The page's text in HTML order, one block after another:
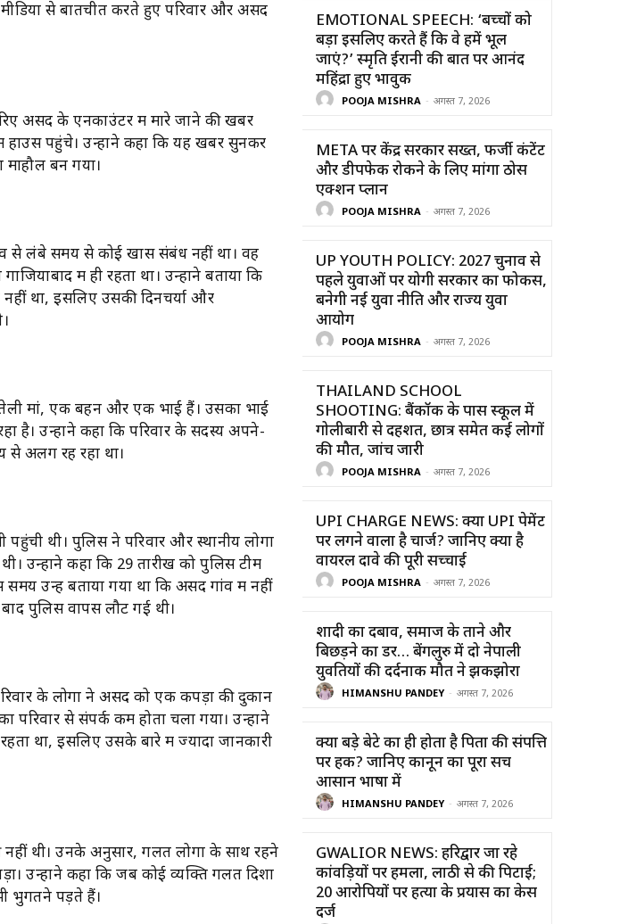
से बातचीत करते हुए परिवार और असद
असद के एनकाउंटर में मारे जाने की खबर
हाउस पहुंचे। उन्होंने कहा कि यह खबर सुनकर
बन गया।
लंबे समय से कोई खास संबंध नहीं था। वह
में ही रहता था। उन्होंने बताया कि
था, इसलिए उसकी दिनचर्या और
मां, एक बहन और एक भाई हैं। उसका भाई
है। उन्होंने कहा कि परिवार के सदस्य अपने-
अलग रह रहा था।
थी। पुलिस ने परिवार और स्थानीय लोगों
उन्होंने कहा कि 29 तारीख को पुलिस टीम
उन्हें बताया गया था कि असद गांव में नहीं
पुलिस वापस लौट गई थी।
के लोगों ने असद को एक कपड़ों की दुकान
परिवार से संपर्क कम होता चला गया। उन्होंने
था, इसलिए उसके बारे में ज्यादा जानकारी
थी। उनके अनुसार, गलत लोगों के साथ रहने
उन्होंने कहा कि जब कोई व्यक्ति गलत दिशा
भुगतने पड़ते हैं।
EMOTIONAL SPEECH: ‘बच्चों को
बड़ा इसलिए करते हैं कि वे हमें भूल
जाएं?’ स्मृति ईरानी की बात पर आनंद
महिंद्रा हुए भावुक
POOJA MISHRA - अगस्त 7, 2026
META पर केंद्र सरकार सख्त, फर्जी कंटेंट
और डीपफेक रोकने के लिए मांगा ठोस
एक्शन प्लान
POOJA MISHRA - अगस्त 7, 2026
UP YOUTH POLICY: 2027 चुनाव से
पहले युवाओं पर योगी सरकार का फोकस,
बनेगी नई युवा नीति और राज्य युवा
आयोग
POOJA MISHRA - अगस्त 7, 2026
THAILAND SCHOOL
SHOOTING: बैंकॉक के पास स्कूल में
गोलीबारी से दहशत, छात्र समेत कई लोगों
की मौत, जांच जारी
POOJA MISHRA - अगस्त 7, 2026
UPI CHARGE NEWS: क्या UPI पेमेंट
पर लगने वाला है चार्ज? जानिए क्या है
वायरल दावे की पूरी सच्चाई
POOJA MISHRA - अगस्त 7, 2026
शादी का दबाव, समाज के ताने और
बिछड़ने का डर… बेंगलुरु में दो नेपाली
युवतियों की दर्दनाक मौत ने झकझोरा
HIMANSHU PANDEY - अगस्त 7, 2026
क्या बड़े बेटे का ही होता है पिता की संपत्ति
पर हक? जानिए कानून का पूरा सच
आसान भाषा में
HIMANSHU PANDEY - अगस्त 7, 2026
GWALIOR NEWS: हरिद्वार जा रहे
कांवड़ियों पर हमला, लाठी से की पिटाई;
20 आरोपियों पर हत्या के प्रयास का केस
दर्ज